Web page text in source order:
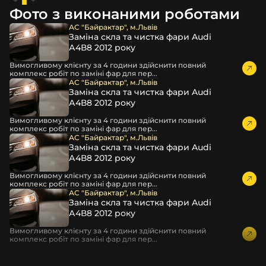
повітрям – і все це повноцінно захищає скло фари під
час перевезення та цілком прибирає вірогідність
пошкодження товару внаслідок механічних впливів під
час транспортування поштою.
Детальніше про доставку…
Комплектація товару виробника та зовнішній вигляд
товару можуть відрізнятися від фотографій,
представлених на сайті.
Якщо ви шукаєте такі послуги, як заміна скла фари,
розпакування та перепакування фар, відновлення та
ремонт фар, заміна лінз Xenon LED BI-LED, ремонт скла,
корпусу та кріплення фари, налаштування світла,
коригування, діагностика та полірування фари, наші
партнерські сервіси готові надати допомогу по всій
Україні.
Ми опанували мистецтво автосвітла, і це підтвердять
тисячі задоволених клієнтів. Розмаїття вибору, постійна
наявність на складі, свіжі поступлення, доступна ціна,
швидке доставлення та висока якість товарів!
Фото з виконаними роботами
АС "Байрактар", м.Львів
Заміна скла та чистка фари Audi
А4В8 2012 року
Вимогливому клієнту за 4 години здійснити повний
комплекс робіт по заміні фар для пер...
АС "Байрактар", м.Львів
Заміна скла та чистка фари Audi
А4В8 2012 року
Вимогливому клієнту за 4 години здійснити повний
комплекс робіт по заміні фар для пер...
АС "Байрактар", м.Львів
Заміна скла та чистка фари Audi
А4В8 2012 року
Вимогливому клієнту за 4 години здійснити повний
комплекс робіт по заміні фар для пер...
АС "Байрактар", м.Львів
Заміна скла та чистка фари Audi
А4В8 2012 року
Вимогливому клієнту за 4 години здійснити повний
комплекс робіт по заміні фар для пер...